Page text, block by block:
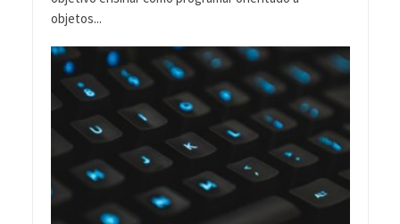
objetos...